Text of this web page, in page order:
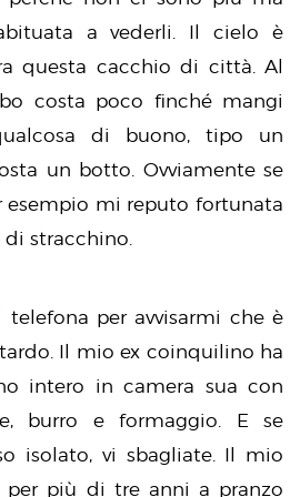
a vederli. Il cielo è
questa cacchio di città. Al
costa poco finché mangi
di buono, tipo un
un botto. Ovviamente se
esempio mi reputo fortunata
di stracchino.
per avvisarmi che è
Il mio ex coinquilino ha
intero in camera sua con
burro e formaggio. E se
isolato, vi sbagliate. Il mio
per più di tre anni a pranzo